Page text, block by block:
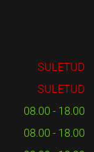
SULETUD
SULETUD
08.00 - 18.00
08.00 - 18.00